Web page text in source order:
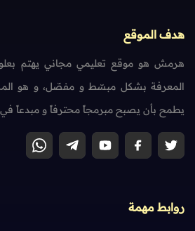
هدف الموقع
هرمش هو موقع تعليمي مجاني يهتم
المعرفة بشكل مبسّط و مفصّل، و هو
يطمح بأن يصبح مبرمجاً محترفاً و مبدعاً في
روابط مهمة